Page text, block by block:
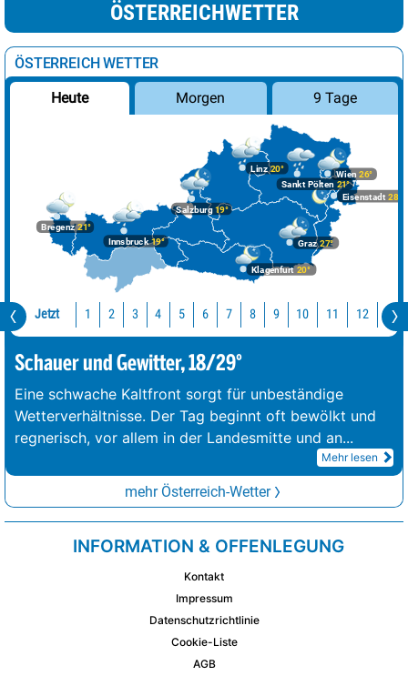
ÖSTERREICHWETTER
ÖSTERREICH WETTER
Heute Morgen 9 Tage
Bregenz21°
Graz27°
Innsbruck19°
Klagenfurt 20°
Linz20°
Salzburg19°
Wien 26°
Eisenstadt 28°
Sankt Pölten 21°
Jetzt 1 2 3 4 5 6 7 8 9 10 11 12 13
Schauer und Gewitter, 18/29°
Eine schwache Kaltfront sorgt für unbeständige
Wetterverhältnisse. Der Tag beginnt oft bewölkt und
regnerisch, vor allem in der Landesmitte und an...
Mehr lesen
mehr Österreich-Wetter
INFORMATION & OFFENLEGUNG
Kontakt
Impressum
Datenschutzrichtlinie
Cookie-Liste
AGB